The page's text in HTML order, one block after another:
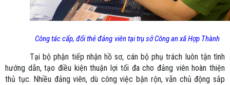
Công tác cấp, đổi thẻ đảng viên tại trụ sở Công an xã Hợp Thành
Tại bộ phận tiếp nhận hồ sơ, cán bộ phụ trách luôn tận tình
hướng dẫn, tạo điều kiện thuận lợi tối đa cho đảng viên hoàn thiện
thủ tục. Nhiều đảng viên, dù công việc bận rộn, vẫn chủ động sắp